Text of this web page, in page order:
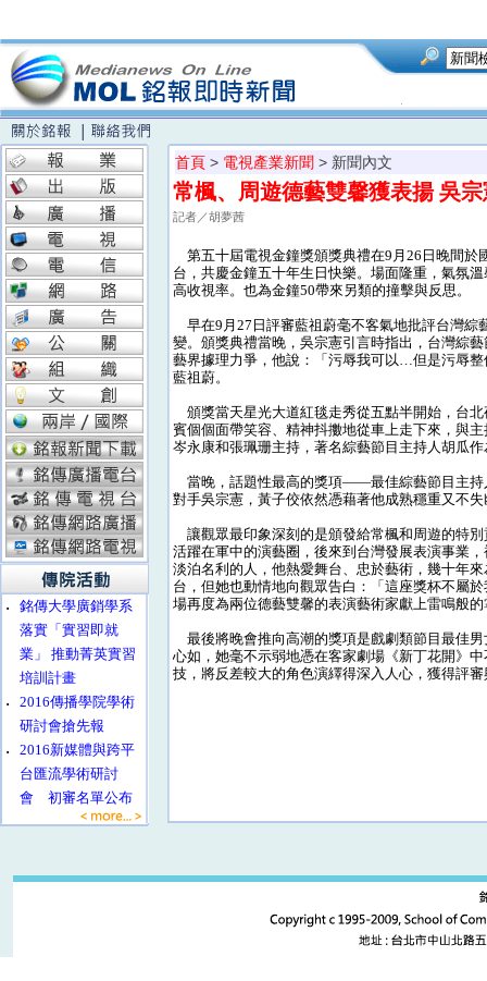
‧
銘傳大學廣銷學系
落實「實習即就
業」 推動菁英實習
培訓計畫
‧
2016傳播學院學術
研討會搶先報
‧
2016新媒體與跨平
台匯流學術研討
會 初審名單公布
首頁 > 電視產業新聞 > 新聞內文
常楓、周遊德藝雙馨獲表揚 吳
記者／胡夢茜
第五十屆電視金鐘獎頒獎典禮在9月26日晚間於
台，共慶金鐘五十年生日快樂。場面隆重，氣氛
高收視率。也為金鐘50帶來另類的撞擊與反思。
早在9月27日評審藍祖蔚毫不客氣地批評台灣綜
變。頒獎典禮當晚，吳宗憲引言時指出，台灣綜
藝界據理力爭，他說：「污辱我可以…但是污辱
藍祖蔚。
頒獎當天星光大道紅毯走秀從五點半開始，台
賓個個面帶笑容、精神抖擻地從車上走下來，與
岑永康和張珮珊主持，著名綜藝節目主持人胡瓜
當晚，話題性最高的獎項——最佳綜藝節目主持
對手吳宗憲，黃子佼依然憑藉著他成熟穩重又不
讓觀眾最印象深刻的是頒發給常楓和周遊的特
活躍在軍中的演藝圈，後來到台灣發展表演事業
淡泊名利的人，他熱愛舞台、忠於藝術，幾十年
台，但她也動情地向觀眾告白：「這座獎杯不屬
場再度為兩位德藝雙馨的表演藝術家獻上雷鳴般
最後將晚會推向高潮的獎項是戲劇類節目最佳
心如，她毫不示弱地憑在客家劇場《新丁花開》
技，將反差較大的角色演繹得深入人心，獲得評